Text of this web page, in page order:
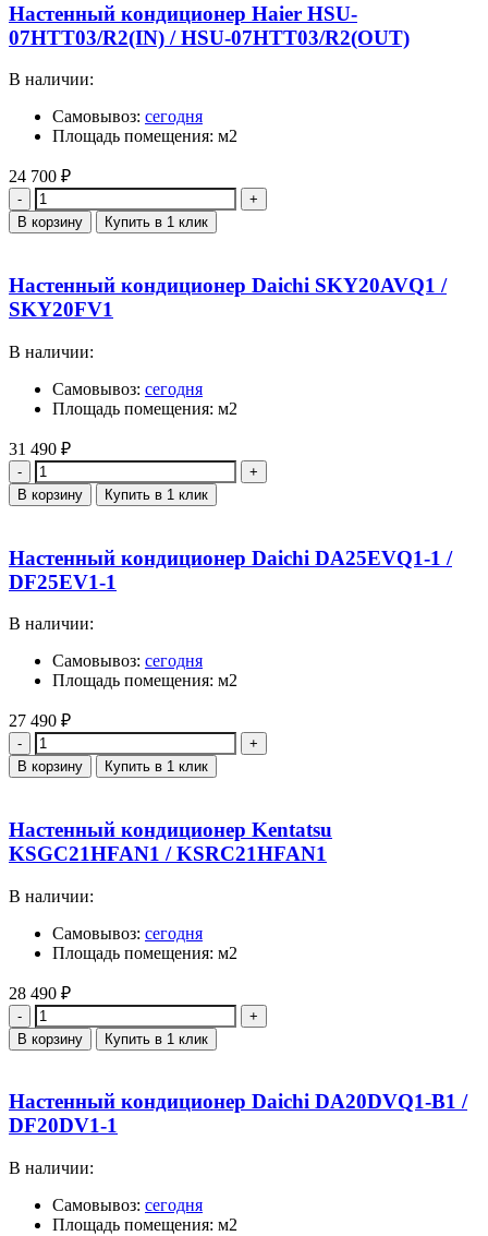
Настенный кондиционер Haier HSU-
07HTT03/R2(IN) / HSU-07HTT03/R2(OUT)
В наличии:
Самовывоз: сегодня
Площадь помещения: м2
24 700 ₽
Количество
В корзину Купить в 1 клик
Настенный кондиционер Daichi SKY20AVQ1 /
SKY20FV1
В наличии:
Самовывоз: сегодня
Площадь помещения: м2
31 490 ₽
Количество
В корзину Купить в 1 клик
Настенный кондиционер Daichi DA25EVQ1-1 /
DF25EV1-1
В наличии:
Самовывоз: сегодня
Площадь помещения: м2
27 490 ₽
Количество
В корзину Купить в 1 клик
Настенный кондиционер Kentatsu
KSGC21HFAN1 / KSRC21HFAN1
В наличии:
Самовывоз: сегодня
Площадь помещения: м2
28 490 ₽
Количество
В корзину Купить в 1 клик
Настенный кондиционер Daichi DA20DVQ1-B1 /
DF20DV1-1
В наличии:
Самовывоз: сегодня
Площадь помещения: м2